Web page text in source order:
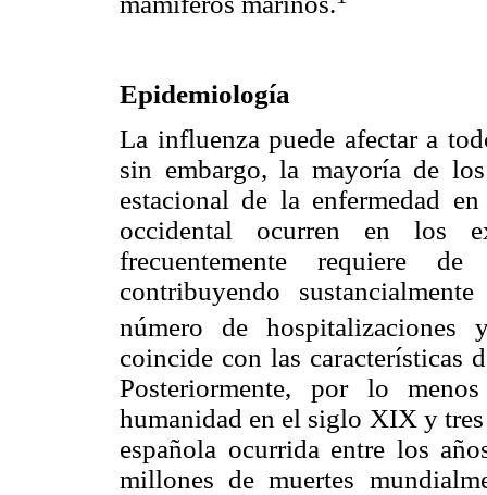
Epidemiología
La influenza puede afectar a
sin embargo, la mayoría de
estacional de la enfermedad
occidental ocurren en los
frecuentemente requiere
contribuyendo
número de hospitalizaciones
coincide con las características
Posteriormente, por lo
humanidad en el siglo XIX y
española ocurrida entre los
millones de muertes